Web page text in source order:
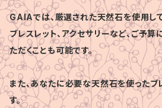
GAIAでは、厳選された天然石を使用して
ブレスレット、アクセサリーなど、ご予
ただくことも可能です。
また、あなたに必要な天然石を使ったブ
す。